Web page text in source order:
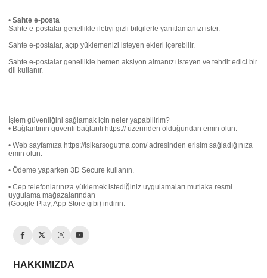
• Sahte e-posta
Sahte e-postalar genellikle iletiyi gizli bilgilerle yanıtlamanızı ister.
Sahte e-postalar, açıp yüklemenizi isteyen ekleri içerebilir.
Sahte e-postalar genellikle hemen aksiyon almanızı isteyen ve tehdit edici bir
dil kullanır.
İşlem güvenliğini sağlamak için neler yapabilirim?
• Bağlantının güvenli bağlantı https:// üzerinden olduğundan emin olun.
• Web sayfamıza https://isikarsogutma.com/ adresinden erişim sağladığınıza
emin olun.
• Ödeme yaparken 3D Secure kullanın.
• Cep telefonlarınıza yüklemek istediğiniz uygulamaları mutlaka resmi
uygulama mağazalarından
(Google Play, App Store gibi) indirin.
HAKKIMIZDA